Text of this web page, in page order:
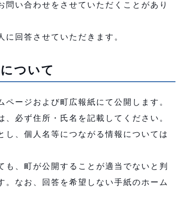
い合わせをさせていただくことがあり
回答させていただきます。
ついて
ージおよび町広報紙にて公開します。
必ず住所・氏名を記載してください。
、個人名等につながる情報については
、町が公開することが適当でないと判
。なお、回答を希望しない手紙のホーム